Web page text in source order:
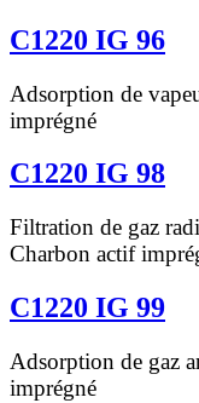
C1220 IG 96
Adsorption de
imprégné
C1220 IG 98
Filtration de gaz
Charbon actif
C1220 IG 99
Adsorption de gaz
imprégné